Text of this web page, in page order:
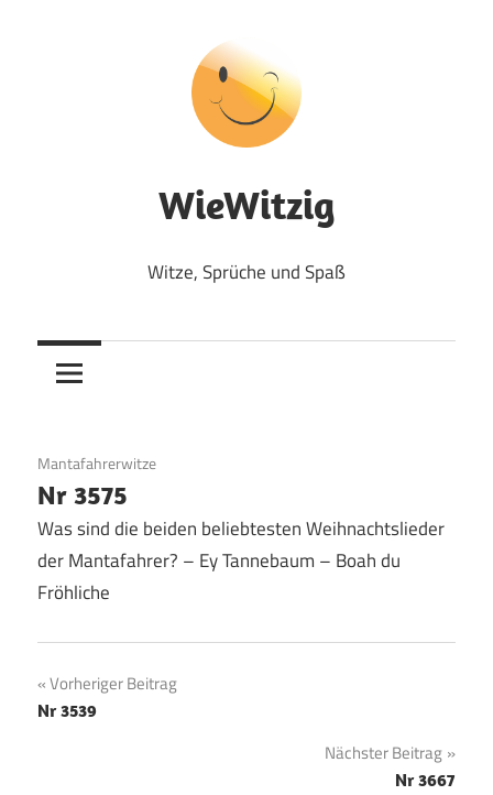
WieWitzig
Witze, Sprüche und Spaß
17. Juli 2017
Mantafahrerwitze
Nr 3575
Was sind die beiden beliebtesten Weihnachtslieder
der Mantafahrer? – Ey Tannebaum – Boah du
Fröhliche
Beitragsnavigation
Vorheriger Beitrag
Nr 3539
Nächster Beitrag
Nr 3667